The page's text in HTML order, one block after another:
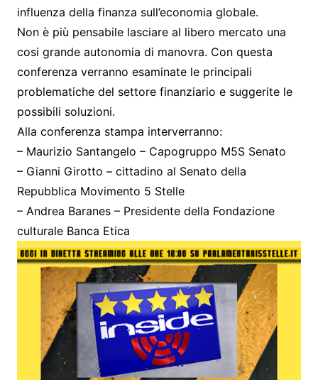
influenza della finanza sull’economia globale.
Non è più pensabile lasciare al libero mercato una
cosi grande autonomia di manovra. Con questa
conferenza verranno esaminate le principali
problematiche del settore finanziario e suggerite le
possibili soluzioni.
Alla conferenza stampa interverranno:
– Maurizio Santangelo – Capogruppo M5S Senato
– Gianni Girotto – cittadino al Senato della
Repubblica Movimento 5 Stelle
– Andrea Baranes – Presidente della Fondazione
culturale Banca Etica